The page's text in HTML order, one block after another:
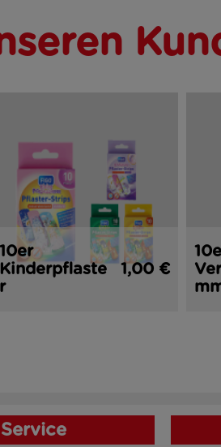
10er
Kinderpflaste
r
1,00 €